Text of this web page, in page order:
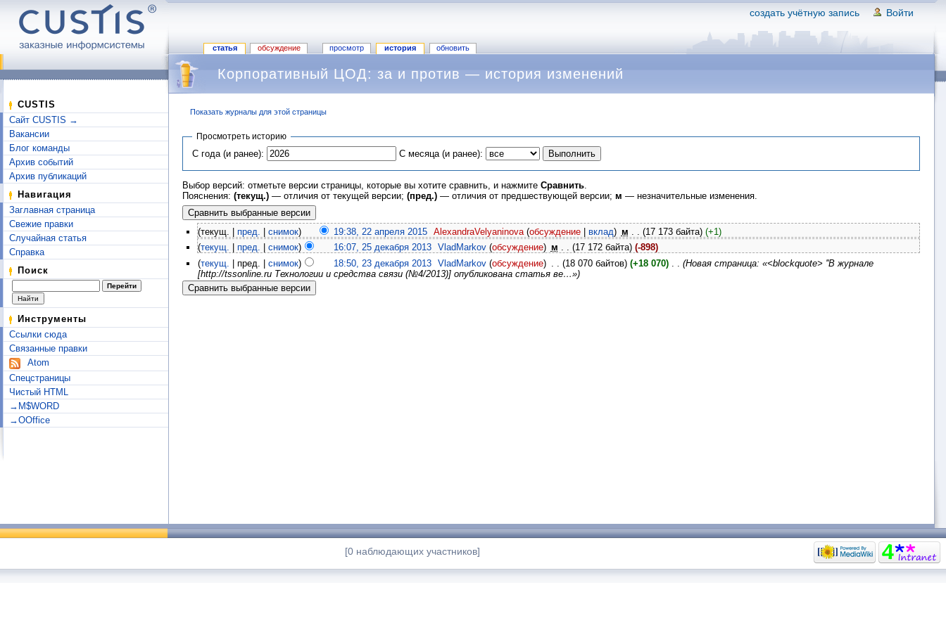
создать учётную запись Войти
статья обсуждение просмотр история обновить
CUSTIS
Сайт CUSTIS →
Вакансии
Блог команды
Архив событий
Архив публикаций
Навигация
Заглавная страница
Свежие правки
Случайная статья
Справка
Поиск
Инструменты
Ссылки сюда
Связанные правки
Atom
Спецстраницы
Чистый HTML
→M$WORD
→OOffice
Корпоративный ЦОД: за и против — история изменений
Показать журналы для этой страницы
Просмотреть историю
С года (и ранее): С месяца (и ранее):
Выбор версий: отметьте версии страницы, которые вы хотите сравнить, и нажмите Сравнить
Пояснения: (текущ.) — отличия от текущей версии; (пред.) — отличия от предшествующей версии; м — незначительные изменения.
(текущ. | пред. снимок) 19:38, 22 апреля 2015‎ AlexandraVelyaninova (обсуждение| вклад) м . . (17 173 байта) (+1)
(текущ. пред. снимок) 16:07, 25 декабря 2013‎ VladMarkov (обсуждение) м . . (17 172 байта) (-898)
(текущ. | пред. | снимок) 18:50, 23 декабря 2013‎ VladMarkov (обсуждение) (18 070 байтов) (+18 070)‎
(Новая страница: «<blockquote> ''В журнале
[http://tssonline.ru Технологии и средства связи (№4/2013)] опубликована статья ве…»)
[0 наблюдающих участников]